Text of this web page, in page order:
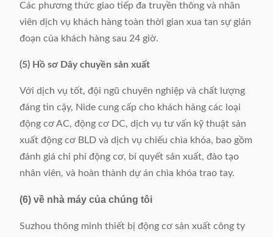
Các phương thức giao tiếp đa truyền thông và nhân
viên dịch vụ khách hàng toàn thời gian xua tan sự gián
đoạn của khách hàng sau 24 giờ.
(5) Hồ sơ Dây chuyền sản xuất
Với dịch vụ tốt, đội ngũ chuyên nghiệp và chất lượng
đáng tin cậy, Nide cung cấp cho khách hàng các loại
động cơ AC, động cơ DC, dịch vụ tư vấn kỹ thuật sản
xuất động cơ BLD và dịch vụ chiếu chìa khóa, bao gồm
đánh giá chi phí động cơ, bí quyết sản xuất, đào tạo
nhân viên, và hoàn thành dự án chìa khóa trao tay.
(6) về nhà máy của chúng tôi
Suzhou thông minh thiết bị động cơ sản xuất công ty